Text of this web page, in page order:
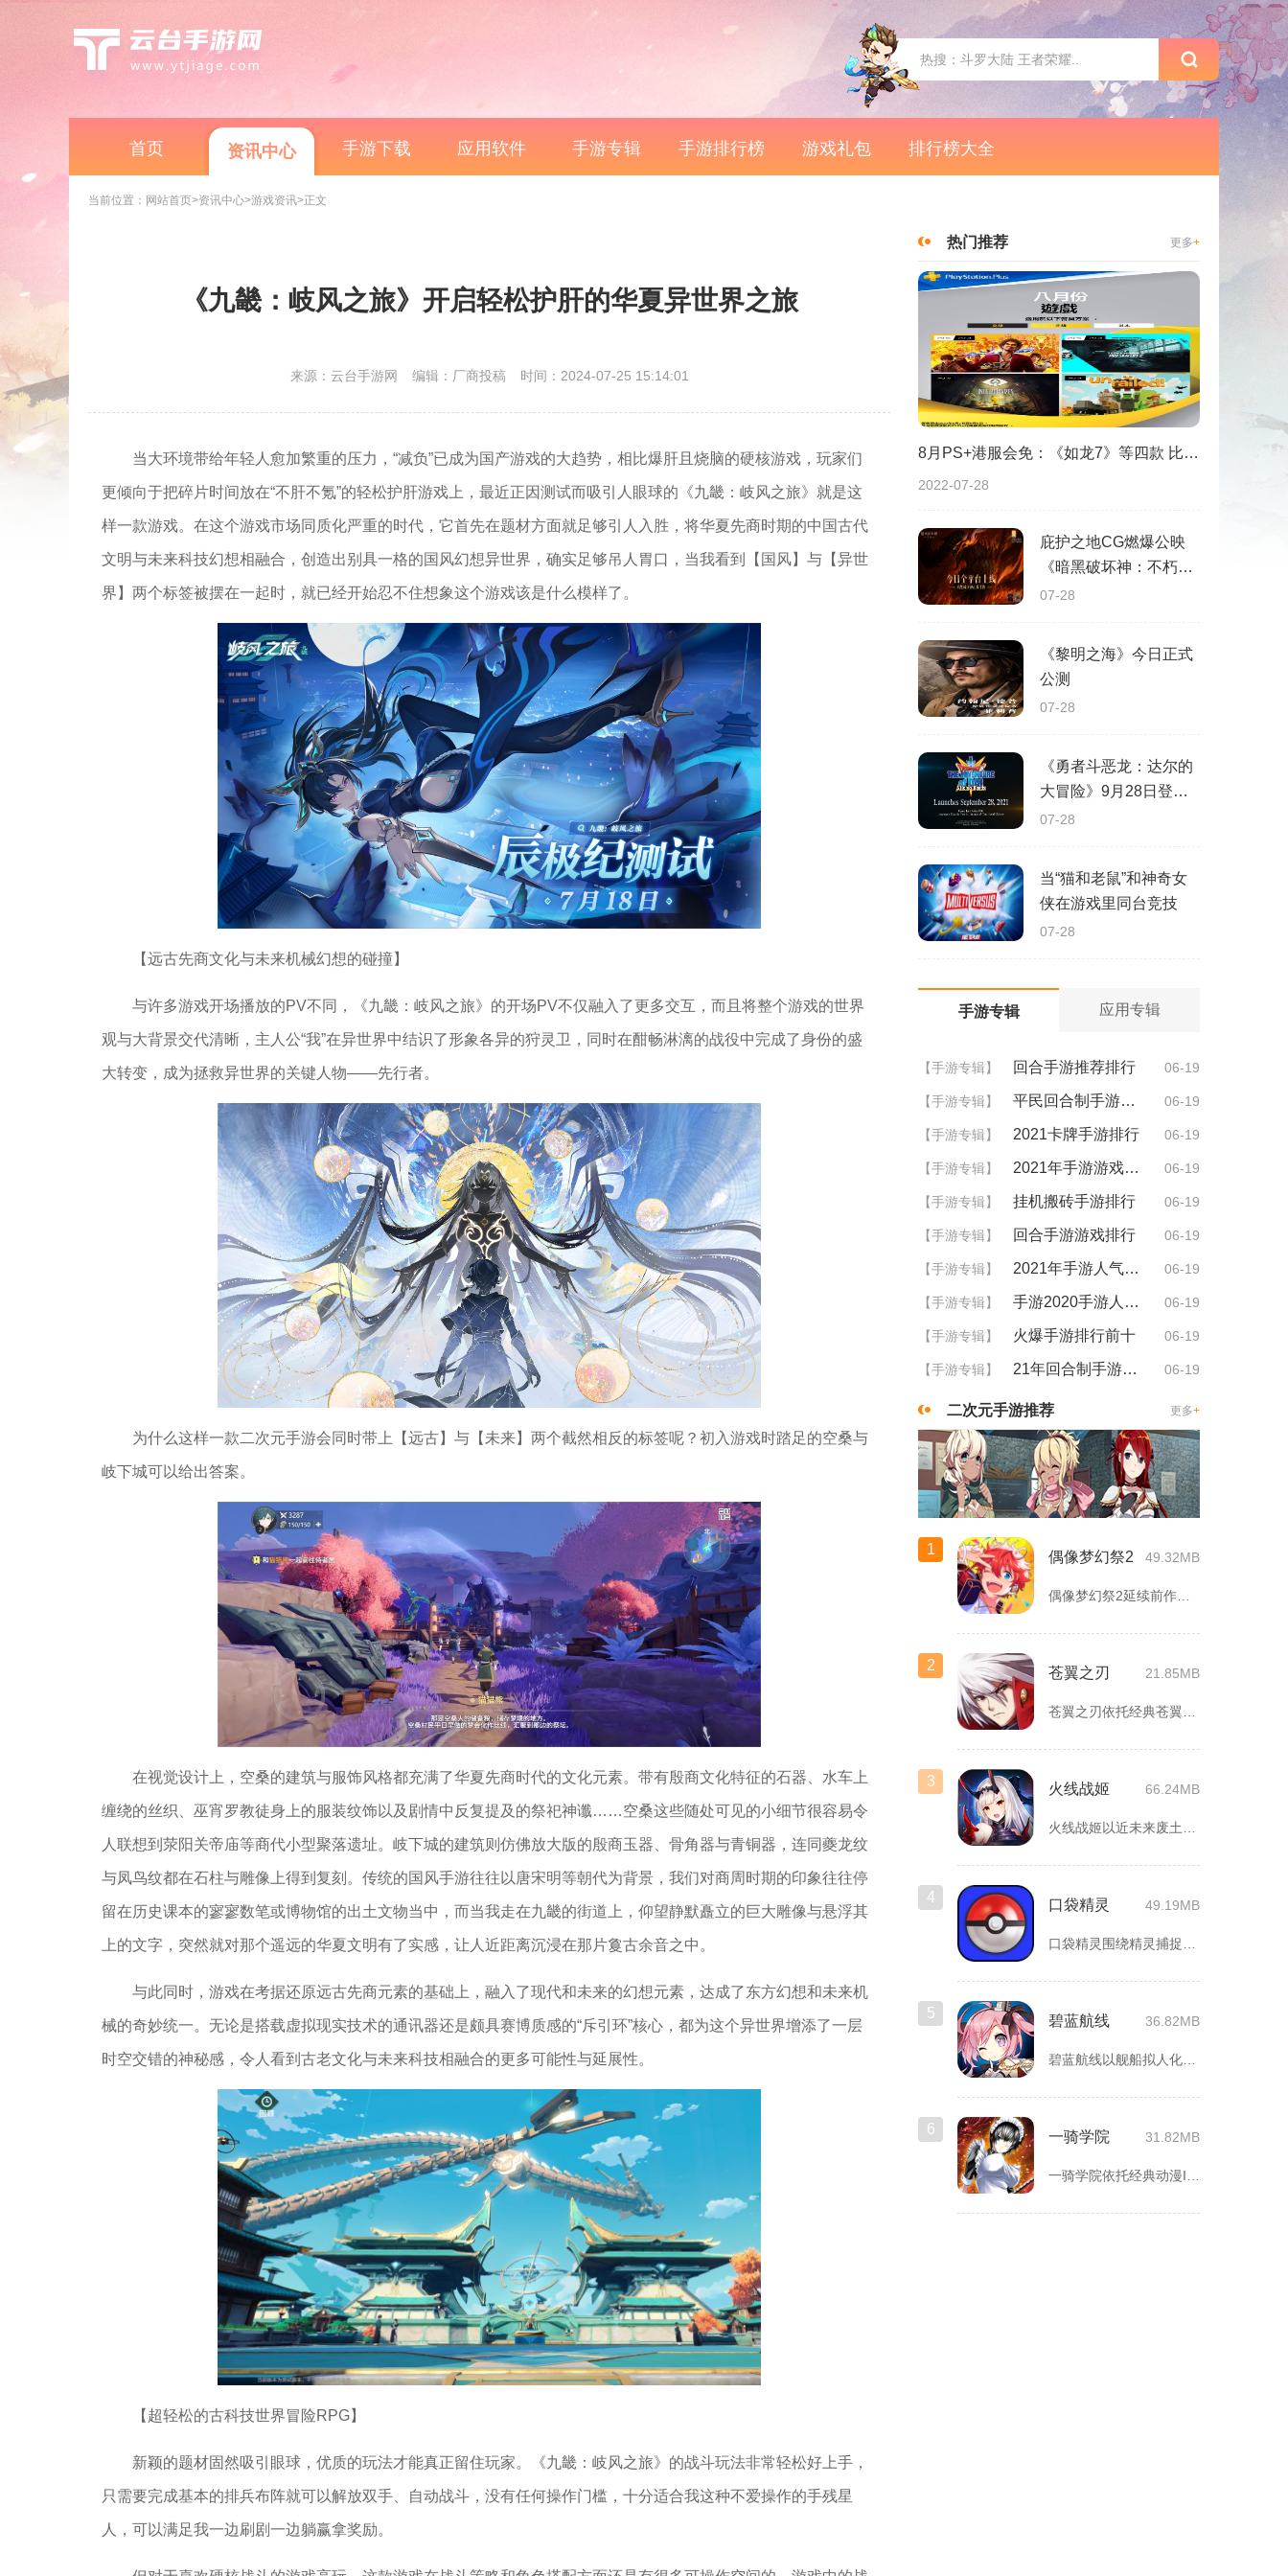
首页 资讯中心 手游下载 应用软件 手游专辑 手游排行榜 游戏礼包 排行榜大全
当前位置： 网站首页>资讯中心>游戏资讯>正文
《九畿：岐风之旅》开启轻松护肝的华夏异世界之旅
来源：云台手游网 编辑：厂商投稿 时间：2024-07-25 15:14:01
当大环境带给年轻人愈加繁重的压力，“减负”已成为国产游戏的大趋势，相比爆肝且烧脑的硬核游戏，玩家们
更倾向于把碎片时间放在“不肝不氪”的轻松护肝游戏上，最近正因测试而吸引人眼球的《九畿：岐风之旅》就是这
样一款游戏。在这个游戏市场同质化严重的时代，它首先在题材方面就足够引人入胜，将华夏先商时期的中国古代
文明与未来科技幻想相融合，创造出别具一格的国风幻想异世界，确实足够吊人胃口，当我看到【国风】与【异世
界】两个标签被摆在一起时，就已经开始忍不住想象这个游戏该是什么模样了。
【远古先商文化与未来机械幻想的碰撞】
与许多游戏开场播放的PV不同，《九畿：岐风之旅》的开场PV不仅融入了更多交互，而且将整个游戏的世界
观与大背景交代清晰，主人公“我”在异世界中结识了形象各异的狩灵卫，同时在酣畅淋漓的战役中完成了身份的盛
大转变，成为拯救异世界的关键人物——先行者。
为什么这样一款二次元手游会同时带上【远古】与【未来】两个截然相反的标签呢？初入游戏时踏足的空桑与
岐下城可以给出答案。
在视觉设计上，空桑的建筑与服饰风格都充满了华夏先商时代的文化元素。带有殷商文化特征的石器、水车上
缠绕的丝织、巫宵罗教徒身上的服装纹饰以及剧情中反复提及的祭祀神谶……空桑这些随处可见的小细节很容易令
人联想到荥阳关帝庙等商代小型聚落遗址。岐下城的建筑则仿佛放大版的殷商玉器、骨角器与青铜器，连同夔龙纹
与凤鸟纹都在石柱与雕像上得到复刻。传统的国风手游往往以唐宋明等朝代为背景，我们对商周时期的印象往往停
留在历史课本的寥寥数笔或博物馆的出土文物当中，而当我走在九畿的街道上，仰望静默矗立的巨大雕像与悬浮其
上的文字，突然就对那个遥远的华夏文明有了实感，让人近距离沉浸在那片敻古余音之中。
与此同时，游戏在考据还原远古先商元素的基础上，融入了现代和未来的幻想元素，达成了东方幻想和未来机
械的奇妙统一。无论是搭载虚拟现实技术的通讯器还是颇具赛博质感的“斥引环”核心，都为这个异世界增添了一层
时空交错的神秘感，令人看到古老文化与未来科技相融合的更多可能性与延展性。
【超轻松的古科技世界冒险RPG】
新颖的题材固然吸引眼球，优质的玩法才能真正留住玩家。《九畿：岐风之旅》的战斗玩法非常轻松好上手，
只需要完成基本的排兵布阵就可以解放双手、自动战斗，没有任何操作门槛，十分适合我这种不爱操作的手残星
人，可以满足我一边刷剧一边躺赢拿奖励。
热门推荐 更多+
8月PS+港服会免：《如龙7》等四款 比欧美服多一款
2022-07-28
庇护之地CG燃爆公映
《暗黑破坏神：不朽》
今日全平台上线
07-28
《黎明之海》今日正式
公测
07-28
《勇者斗恶龙：达尔的
大冒险》9月28日登陆
苹果谷歌应用商店
07-28
当“猫和老鼠”和神奇女
侠在游戏里同台竞技
07-28
手游专辑 应用专辑
【手游专辑】 回合手游推荐排行 06-19
【手游专辑】 平民回合制手游排行 06-19
【手游专辑】 2021卡牌手游排行 06-19
【手游专辑】 2021年手游游戏排行 06-19
【手游专辑】 挂机搬砖手游排行 06-19
【手游专辑】 回合手游游戏排行 06-19
【手游专辑】 2021年手游人气排行 06-19
【手游专辑】 手游2020手游人气排行 06-19
【手游专辑】 火爆手游排行前十 06-19
【手游专辑】 21年回合制手游排行 06-19
二次元手游推荐 更多+
1 偶像梦幻祭2 49.32MB
2 苍翼之刃 21.85MB
3 火线战姬 66.24MB
4 口袋精灵 49.19MB
5 碧蓝航线 36.82MB
6 一骑学院 31.82MB